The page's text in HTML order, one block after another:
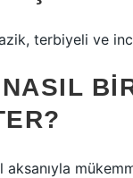
terbiyeli ve
aksanıyla